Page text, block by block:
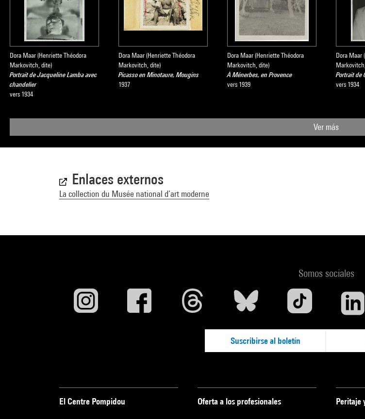
Dora Maar (Henriette Théodora
Markovitch, dite)
Portrait de Jacqueline Lamba avec
chandelier
vers 1934
Dora Maar (Henriette Théodora
Markovitch, dite)
Picasso en Minotaure, Mougins
1937
Dora Maar (Henriette Théodora
Markovitch, dite)
À Ménerbes, en Provence
vers 1939
Dora Maar
Portrait de
vers 1934
Ver más
Enlaces externos
La collection du Musée national d’art moderne
Somos sociales
Suscribirse al boletín
El Centre Pompidou Oferta a los profesionales Peritaje